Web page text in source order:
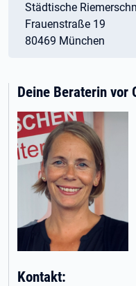
Städtische
Frauenstraße 19
80469 München
Deine Beraterin vor
Kontakt: